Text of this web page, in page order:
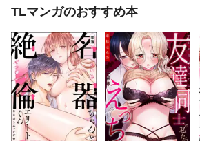
TLマンガのおすすめ本